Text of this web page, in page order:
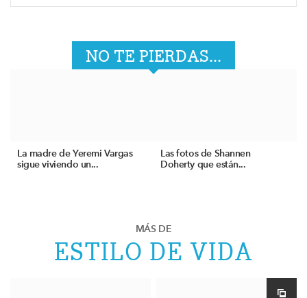
NO TE PIERDAS...
La madre de Yeremi Vargas
sigue viviendo un...
Las fotos de Shannen
Doherty que están...
MÁS DE
ESTILO DE VIDA